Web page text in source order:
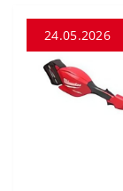
24.05.2026